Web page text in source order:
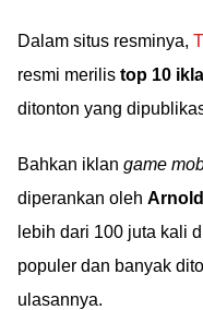
Dalam situs resminya,
resmi merilis top 10
ditonton yang
Bahkan iklan game
diperankan oleh
lebih dari 100 juta kali
populer dan banyak
ulasannya.